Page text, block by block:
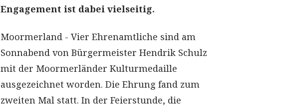
Engagement ist dabei vielseitig.
Moormerland - Vier Ehrenamtliche sind am
Sonnabend von Bürgermeister Hendrik Schulz
mit der Moormerländer Kulturmedaille
ausgezeichnet worden. Die Ehrung fand zum
zweiten Mal statt. In der Feierstunde, die